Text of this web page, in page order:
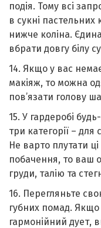
подія. Тому всі
в сукні
нижче коліна.
вбрати довгу білу
14. Якщо у вас
макіяж, то можна
пов’язати голову
15. У гардеробі
три категорії – для
Не варто плутати
побачення, то ваш
гpyди, тaлію та
16. Перегляньте
губних помад.
гармонійний дует,